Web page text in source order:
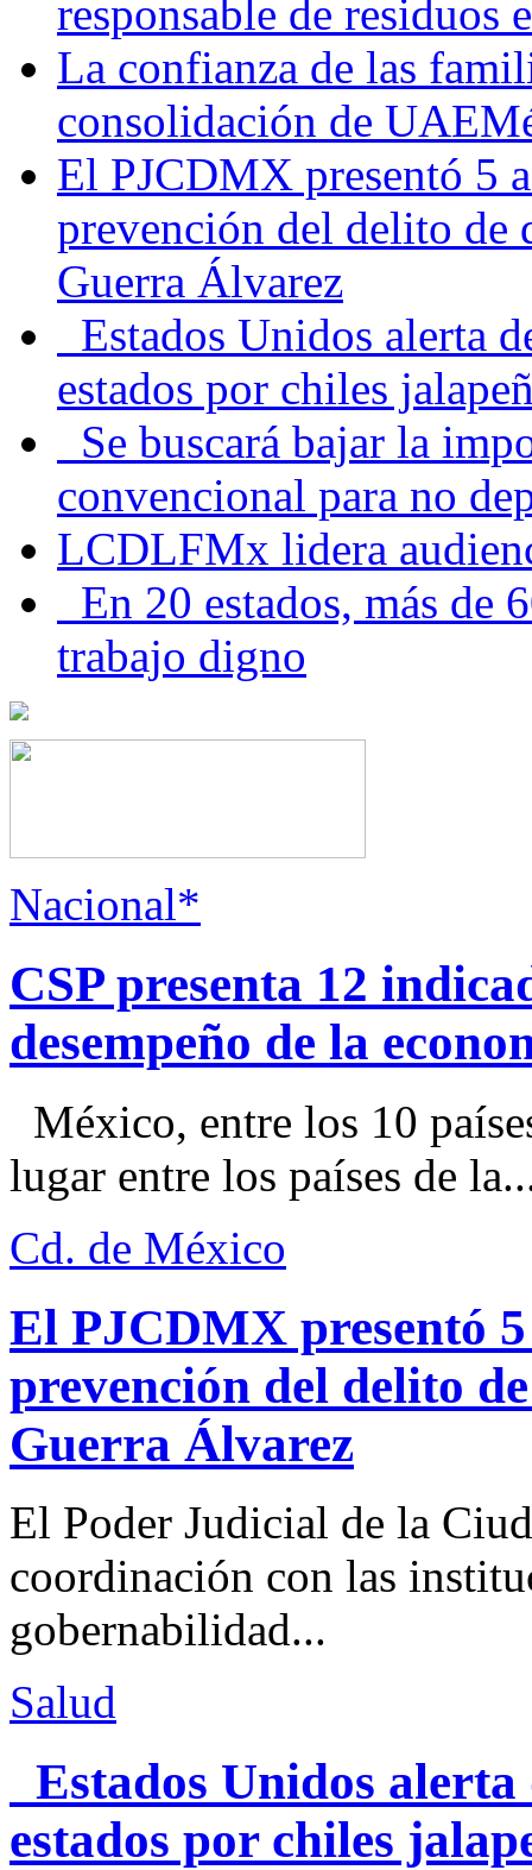
responsable de residuos
La confianza de las
consolidación de
El PJCDMX presentó 5
prevención del delito de
Guerra Álvarez
Estados Unidos alerta
estados por chiles
Se buscará bajar la
convencional para no
LCDLFMx lidera
En 20 estados, más de
trabajo digno
Nacional*
CSP presenta 12
desempeño de la
México, entre los 10
lugar entre los países de
Cd. de México
El PJCDMX presentó
prevención del delito
Guerra Álvarez
El Poder Judicial de la
coordinación con las
gobernabilidad...
Salud
Estados Unidos alerta
estados por chiles